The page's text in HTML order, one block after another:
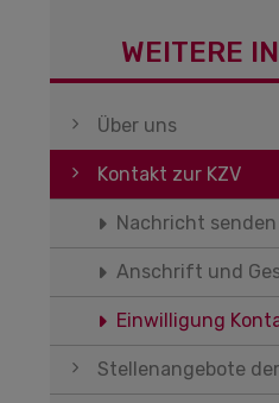
WEITERE
Navigation überspringen
Über uns
Kontakt zur KZV
Nachricht senden
Anschrift und
Einwilligung
Stellenangebote